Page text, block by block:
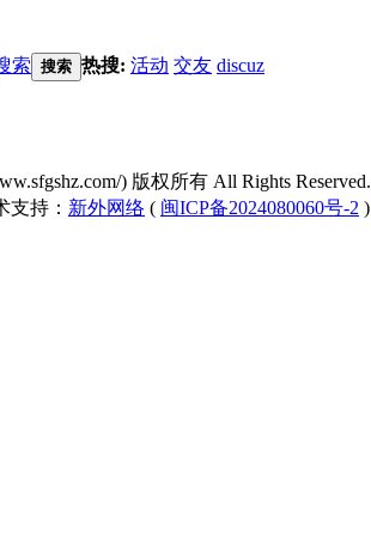
索 搜索 热搜: 活动 交友 discuz
) 版权所有 All Rights Reserved.
支持： 新外网络 ( 闽ICP备2024080060号-2 )